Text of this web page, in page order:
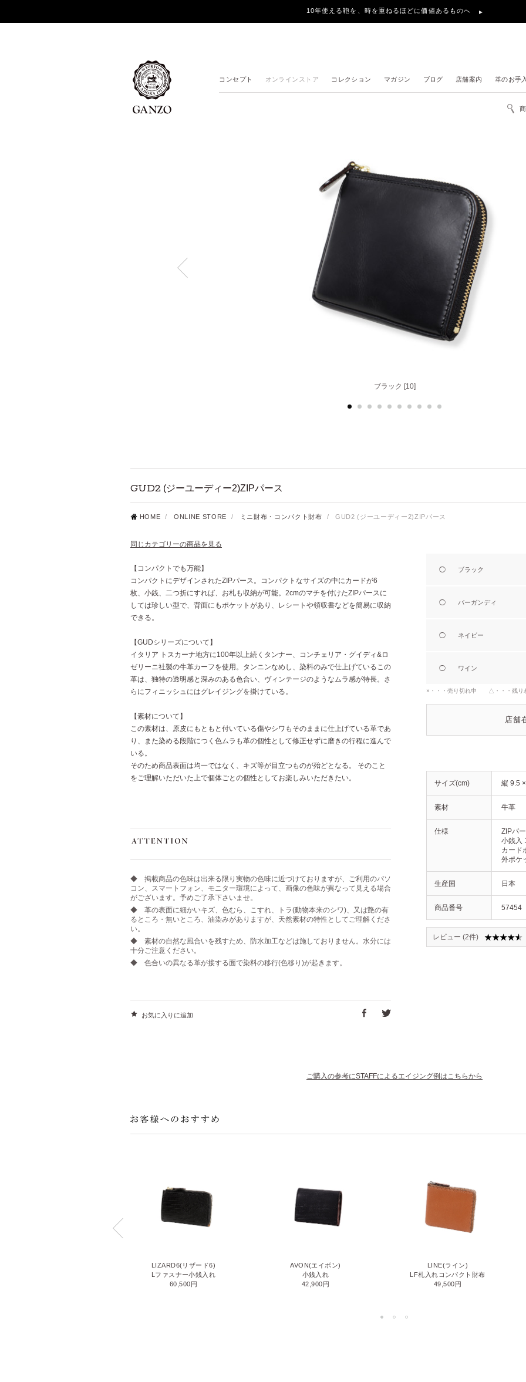
10年使える鞄を、時を重ねるほどに価値あるものへ
コンセプト オンラインストア コレクション マガジン ブログ 店舗案内 革のお手
ブラック [10]
バーガンディ [56]
GUD2 (ジーユーディー2)ZIPパース
HOME / ONLINE STORE / ミニ財布・コンパクト財布 / GUD2 (ジーユーディー2)ZIPパース
同じカテゴリーの商品を見る
【コンパクトでも万能】
コンパクトにデザインされたZIPパース。コンパクトなサイズの中にカードが6
枚、小銭、二つ折にすれば、お札も収納が可能。2cmのマチを付けたZIPパースに
しては珍しい型で、背面にもポケットがあり、レシートや領収書などを簡易に収納
できる。
【GUDシリーズについて】
イタリア トスカーナ地方に100年以上続くタンナー、コンチェリア・グイディ&ロ
ゼリーニ社製の牛革カーフを使用。タンニンなめし、染料のみで仕上げているこの
革は、独特の透明感と深みのある色合い、ヴィンテージのようなムラ感が特長。さ
らにフィニッシュにはグレイジングを掛けている。
【素材について】
この素材は、原皮にもともと付いている傷やシワもそのままに仕上げている革であ
り、また染める段階につく色ムラも革の個性として修正せずに磨きの行程に進んで
いる。
そのため商品表面は均一ではなく、キズ等が目立つものが殆どとなる。 そのこと
をご理解いただいた上で個体ごとの個性としてお楽しみいただきたい。
◆ 掲載商品の色味は出来る限り実物の色味に近づけておりますが、ご利用のパソ
コン、スマートフォン、モニター環境によって、画像の色味が異なって見える場合
がございます。予めご了承下さいませ。
◆ 革の表面に細かいキズ、色むら、こすれ、トラ(動物本来のシワ)、又は艶の有
るところ・無いところ、油染みがありますが、天然素材の特性としてご理解くださ
い。
◆ 素材の自然な風合いを残すため、防水加工などは施しておりません。水分には
十分ご注意ください。
◆ 色合いの異なる革が接する面で染料の移行(色移り)が起きます。
お気に入りに追加
◯ ブラック
◯ バーガンディ
◯ ネイビー
◯ ワイン
×・・・売り切れ中 △・・・残り
店舗
サイズ(cm) 縦 9.5
素材 牛革
仕様
ZIPパ
小銭入
カード
外ポケ
生産国 日本
商品番号 57454
レビュー (2件)
ご購入の参考にSTAFFによるエイジング例はこちらから
LIZARD6(リザード6)
Lファスナー小銭入れ
60,500円
AVON(エイボン)
小銭入れ
42,900円
LINE(ライン)
LF札入れコンパクト財布
49,500円